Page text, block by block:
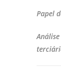
Papel